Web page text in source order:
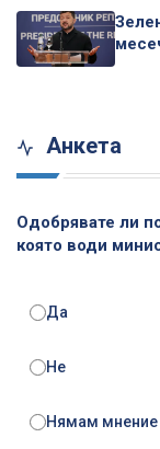
Анкета
Одобрявате ли
която води
Да
Не
Нямам мнение